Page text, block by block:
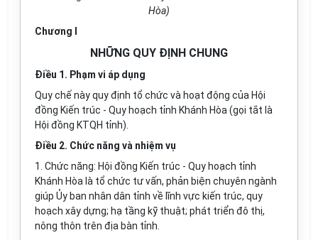
Hòa)
Chương I
NHỮNG QUY ĐỊNH CHUNG
Điều 1. Phạm vi áp dụng
Quy chế này quy định tổ chức và hoạt động của Hội
đồng Kiến trúc - Quy hoạch tỉnh Khánh Hòa (gọi tắt là
Hội đồng KTQH tỉnh).
Điều 2. Chức năng và nhiệm vụ
1. Chức năng: Hội đồng Kiến trúc - Quy hoạch tỉnh
Khánh Hòa là tổ chức tư vấn, phản biện chuyên ngành
giúp Ủy ban nhân dân tỉnh về lĩnh vực kiến trúc, quy
hoạch xây dựng; hạ tầng kỹ thuật; phát triển đô thị,
nông thôn trên địa bàn tỉnh.